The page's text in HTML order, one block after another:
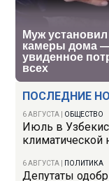
ПОСЛЕДНИЕ
6 АВГУСТА ОБЩЕСТВО
Июль в
климатической
6 АВГУСТА ПОЛИТИКА
Депутаты